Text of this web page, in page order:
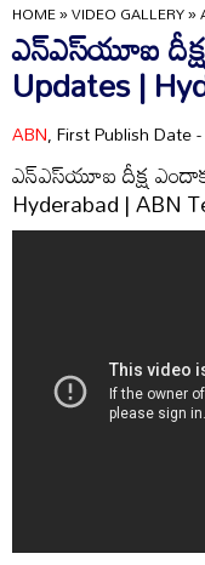
HOME»VIDEO GALLERY»
ఎన్‌ఎస్‌యూఐ
Updates |
ABN, First Publish Date
ఎన్‌ఎస్‌యూఐ దీక్ష
Hyderabad | ABN